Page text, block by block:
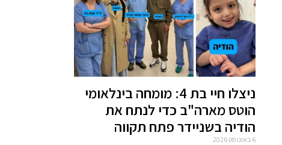
ניצלו חיי בת 4: מומחה בינלאומי
הוטס מארה"ב כדי לנתח את
הודיה בשניידר פתח תקווה
6 באוגוסט 2026